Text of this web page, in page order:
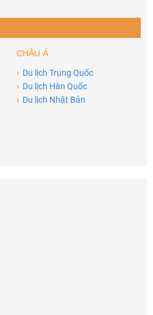
CHÂU Á
› Du lịch Trung Quốc
› Du lịch Hàn Quốc
› Du lịch Nhật Bản